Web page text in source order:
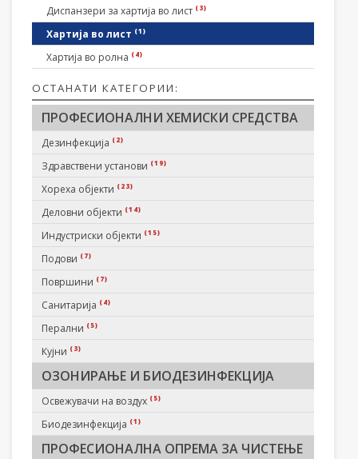
Диспанзери за хартија во лист (3)
Хартија во лист (1)
Хартија во ролна (4)
ОСТАНАТИ КАТЕГОРИИ:
ПРОФЕСИОНАЛНИ ХЕМИСКИ СРЕДСТВА
Дезинфекција (2)
Здравствени установи (19)
Хореха објекти (23)
Деловни објекти (14)
Индустриски објекти (15)
Подови (7)
Површини (7)
Санитарија (4)
Перални (5)
Кујни (3)
ОЗОНИРАЊЕ И БИОДЕЗИНФЕКЦИЈА
Освежувачи на воздух (5)
Биодезинфекција (1)
ПРОФЕСИОНАЛНА ОПРЕМА ЗА ЧИСТЕЊЕ